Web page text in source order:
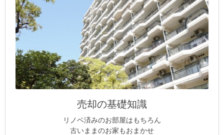
売却の基礎知識
リノベ済みのお部屋はもちろん
古いままのお家もおまかせ